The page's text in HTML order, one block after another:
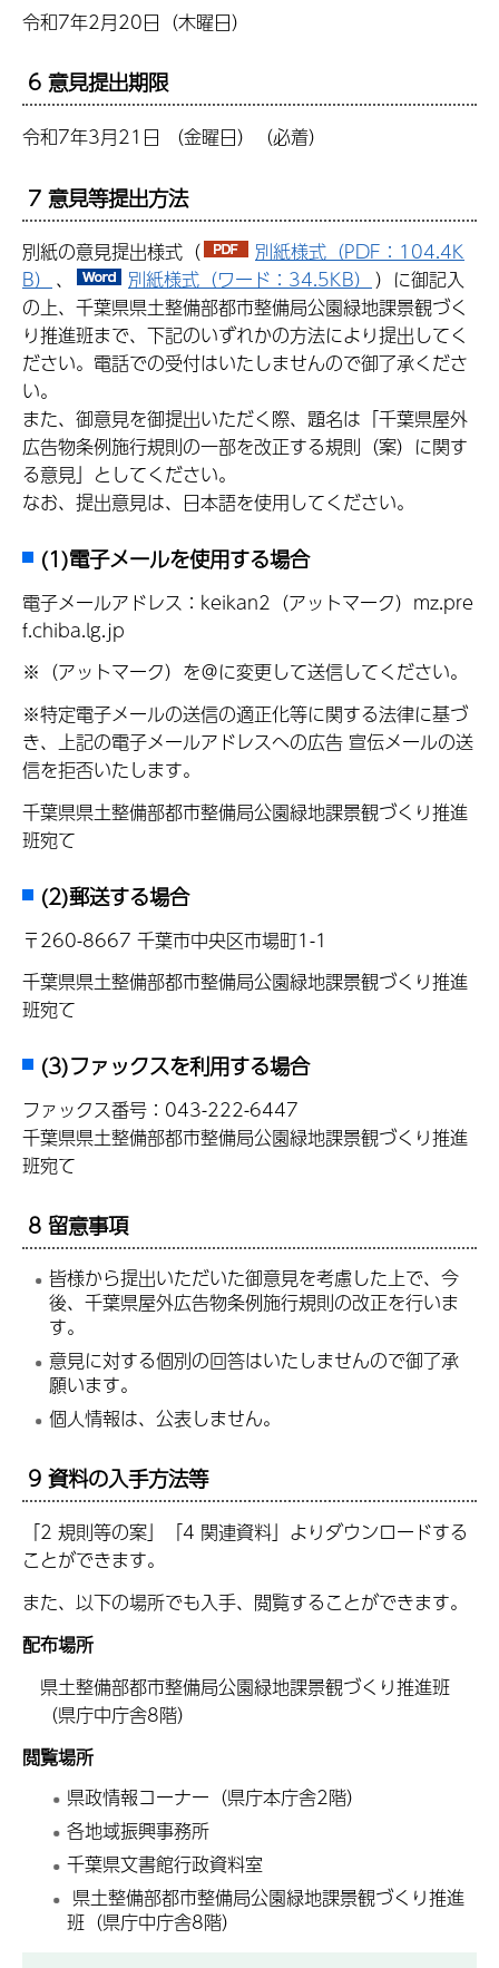
令和7年2月20日（木曜日）
6 意見提出期限
令和7年3月21日 （金曜日）（必着）
7 意見等提出方法
別紙の意見提出様式（
別紙様式（PDF：104.4K
B） 、 別紙様式（ワード：34.5KB） ）に御記入
の上、千葉県県土整備部都市整備局公園緑地課景観づく
り推進班まで、下記のいずれかの方法により提出してく
ださい。電話での受付はいたしませんので御了承くださ
い。
また、御意見を御提出いただく際、題名は「千葉県屋外
広告物条例施行規則の一部を改正する規則（案）に関す
る意見」としてください。
なお、提出意見は、日本語を使用してください。
(1)電子メールを使用する場合
電子メールアドレス：keikan2（アットマーク）mz.pre
f.chiba.lg.jp
※（アットマーク）を＠に変更して送信してください。
※特定電子メールの送信の適正化等に関する法律に基づ
き、上記の電子メールアドレスへの広告 宣伝メールの送
信を拒否いたします。
千葉県県土整備部都市整備局公園緑地課景観づくり推進
班宛て
(2)郵送する場合
〒260-8667 千葉市中央区市場町1-1
千葉県県土整備部都市整備局公園緑地課景観づくり推進
班宛て
(3)ファックスを利用する場合
ファックス番号：043-222-6447
千葉県県土整備部都市整備局公園緑地課景観づくり推進
班宛て
8 留意事項
皆様から提出いただいた御意見を考慮した上で、今
後、千葉県屋外広告物条例施行規則の改正を行いま
す。
意見に対する個別の回答はいたしませんので御了承
願います。
個人情報は、公表しません。
9 資料の入手方法等
「2 規則等の案」「4 関連資料」よりダウンロードする
ことができます。
また、以下の場所でも入手、閲覧することができます。
配布場所
県土整備部都市整備局公園緑地課景観づくり推進班
（県庁中庁舎8階）
閲覧場所
県政情報コーナー（県庁本庁舎2階）
各地域振興事務所
千葉県文書館行政資料室
県土整備部都市整備局公園緑地課景観づくり推進
班（県庁中庁舎8階）